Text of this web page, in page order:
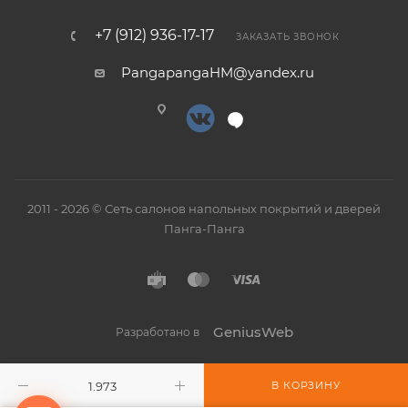
В КОРЗИНУ
+7 (912) 936-17-17 ЗАКАЗАТЬ ЗВОНОК
PangapangaHM@yandex.ru
2011 - 2026 © Сеть салонов напольных покрытий и дверей
Панга-Панга
Разработано в GeniusWeb